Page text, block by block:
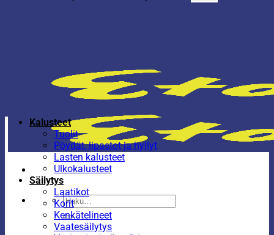
Etsi:
Kalusteet
Tuolit
Pöydät, lipastot ja hyllyt
Lasten kalusteet
Ulkokalusteet
Säilytys
Laatikot
Korit
Kenkätelineet
Vaatesäilytys